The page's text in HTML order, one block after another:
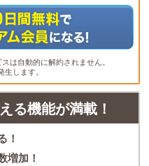
は自動的に解約されません。
します。
る機能が満載！
！
増加！